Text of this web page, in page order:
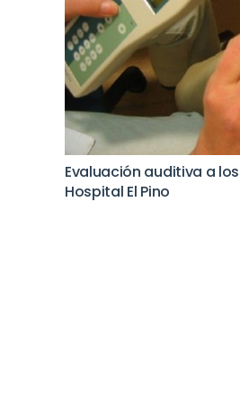
Evaluación auditiva a
Hospital El Pino